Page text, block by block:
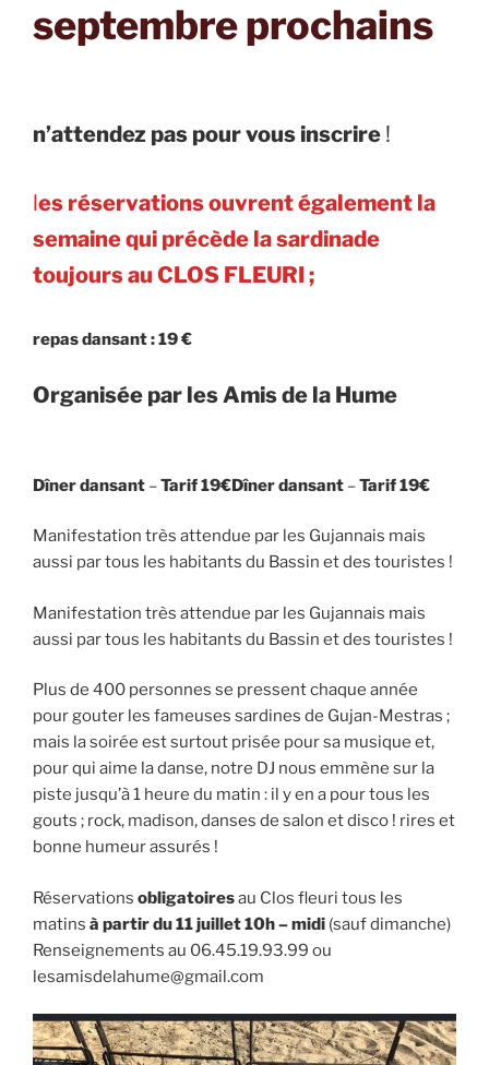
septembre prochains
n’attendez pas pour vous inscrire !
les réservations ouvrent également la
semaine qui précède la sardinade
toujours au CLOS FLEURI ;
repas dansant : 19 €
Organisée par les Amis de la Hume
Dîner dansant –Tarif 19€Dîner dansant –Tarif 19€
Manifestation très attendue par les Gujannais mais
aussi par tous les habitants du Bassin et des touristes !
Manifestation très attendue par les Gujannais mais
aussi par tous les habitants du Bassin et des touristes !
Plus de 400 personnes se pressent chaque année
pour gouter les fameuses sardines de Gujan-Mestras ;
mais la soirée est surtout prisée pour sa musique et,
pour qui aime la danse, notre DJ nous emmène sur la
piste jusqu’à 1 heure du matin : il y en a pour tous les
gouts ; rock, madison, danses de salon et disco ! rires et
bonne humeur assurés !
Réservations obligatoiresau Clos fleuri tous les
matins à partir du 11 juillet 10h – midi (sauf dimanche)
Renseignements au 06.45.19.93.99 ou
lesamisdelahume@gmail.com